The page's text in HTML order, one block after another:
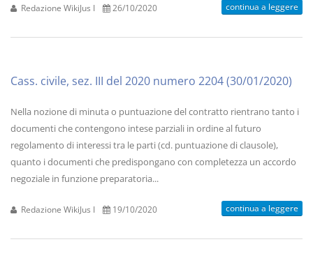
Redazione WikiJus I 26/10/2020 continua a leggere
Cass. civile, sez. III del 2020 numero 2204 (30/01/2020)
Nella nozione di minuta o puntuazione del contratto rientrano tanto i
documenti che contengono intese parziali in ordine al futuro
regolamento di interessi tra le parti (cd. puntuazione di clausole),
quanto i documenti che predispongano con completezza un accordo
negoziale in funzione preparatoria...
Redazione WikiJus I 19/10/2020 continua a leggere